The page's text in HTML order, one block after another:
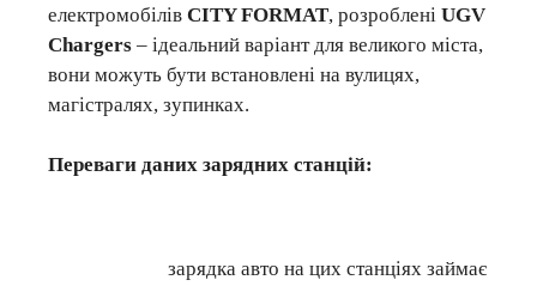
електромобілів CITY FORMAT, розроблені UGV
Chargers – ідеальний варіант для великого міста,
вони можуть бути встановлені на вулицях,
магістралях, зупинках.
Переваги даних зарядних станцій:
зарядка авто на цих станціях займає